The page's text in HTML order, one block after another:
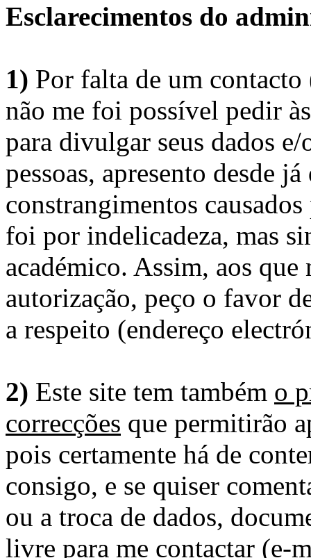
Esclarecimentos do
1) Por falta de um
não me foi possível pedir
para divulgar seus dados
pessoas, apresento desde
constrangimentos
foi por indelicadeza, mas
académico. Assim, aos
autorização, peço o favor
a respeito (endereço
2) Este site tem também o
correcções que permitirão
pois certamente há de
consigo, e se quiser
ou a troca de dados,
livre para me contactar (e-